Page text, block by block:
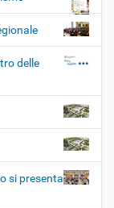
delle
si presenta